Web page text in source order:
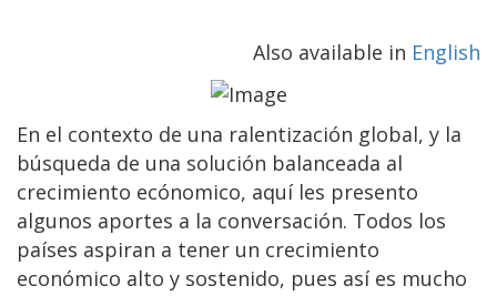
Also available in English
En el contexto de una ralentización global, y la
búsqueda de una solución balanceada al
crecimiento ecónomico, aquí les presento
algunos aportes a la conversación. Todos los
países aspiran a tener un crecimiento
económico alto y sostenido, pues así es mucho